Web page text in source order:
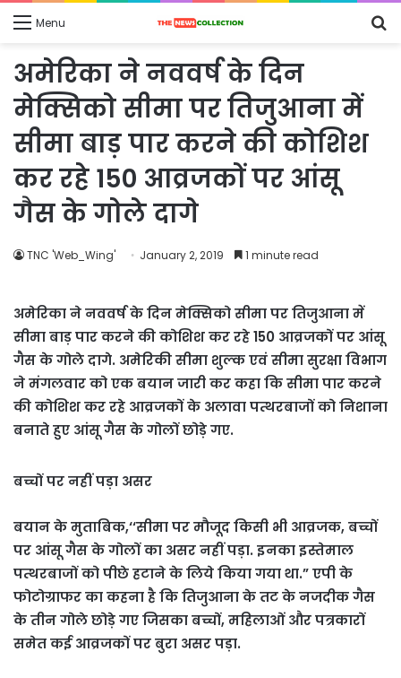
Menu
अमेरिका ने नववर्ष के दिन
मेक्सिको सीमा पर तिजुआना में
सीमा बाड़ पार करने की कोशिश
कर रहे 150 आव्रजकों पर आंसू
गैस के गोले दागे
TNC 'Web_Wing' January 2, 2019 1 minute read
अमेरिका ने नववर्ष के दिन मेक्सिको सीमा पर तिजुआना में
सीमा बाड़ पार करने की कोशिश कर रहे 150 आव्रजकों पर आंसू
गैस के गोले दागे. अमेरिकी सीमा शुल्क एवं सीमा सुरक्षा विभाग
ने मंगलवार को एक बयान जारी कर कहा कि सीमा पार करने
की कोशिश कर रहे आव्रजकों के अलावा पत्थरबाजों को निशाना
बनाते हुए आंसू गैस के गोलों छोड़े गए.
बच्चों पर नहीं पड़ा असर
बयान के मुताबिक,‘‘सीमा पर मौजूद किसी भी आव्रजक, बच्चों
पर आंसू गैस के गोलों का असर नहीं पड़ा. इनका इस्तेमाल
पत्थरबाजों को पीछे हटाने के लिये किया गया था.” एपी के
फोटोग्राफर का कहना है कि तिजुआना के तट के नजदीक गैस
के तीन गोले छोड़े गए जिसका बच्चों, महिलाओं और पत्रकारों
समेत कई आव्रजकों पर बुरा असर पड़ा.